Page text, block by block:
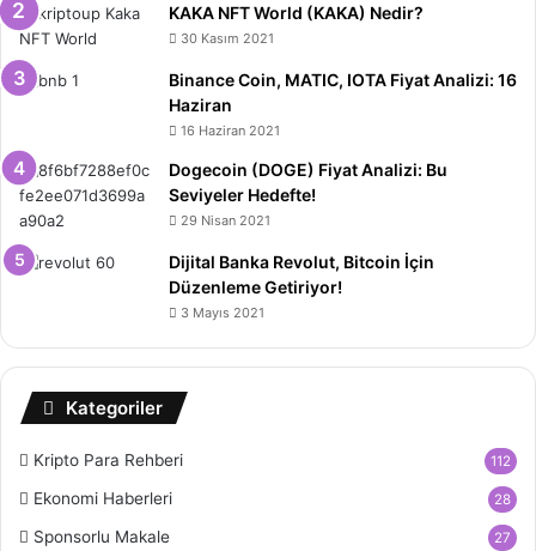
KAKA NFT World (KAKA) Nedir?
30 Kasım 2021
Binance Coin, MATIC, IOTA Fiyat Analizi: 16
Haziran
16 Haziran 2021
Dogecoin (DOGE) Fiyat Analizi: Bu
Seviyeler Hedefte!
29 Nisan 2021
Dijital Banka Revolut, Bitcoin İçin
Düzenleme Getiriyor!
3 Mayıs 2021
Kategoriler
Kripto Para Rehberi 112
Ekonomi Haberleri 28
Sponsorlu Makale 27